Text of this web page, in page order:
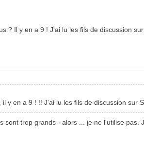
? Il y en a 9 ! J'ai lu les fils de discussion
y en a 9 ! !! J'ai lu les fils de discussion sur
trop grands - alors ... je ne l'utilise